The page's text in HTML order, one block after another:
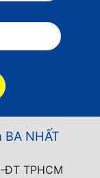
NHẤT
ĐT TPHCM